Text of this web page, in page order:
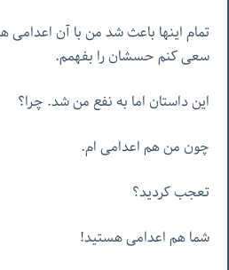
تمام اینها باعث شد من با آن اعدامی
سعی کنم حسشان را بفهمم.
این داستان اما به نفع من شد. چرا؟
چون من هم اعدامی ام.
تعجب کردید؟
شما هم اعدامی هستید!